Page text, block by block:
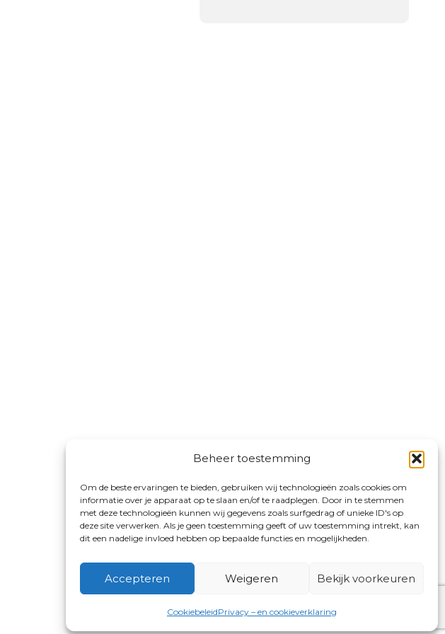
Beheer toestemming
Om de beste ervaringen te bieden, gebruiken wij technologieën zoals cookies om
informatie over je apparaat op te slaan en/of te raadplegen. Door in te stemmen
met deze technologieën kunnen wij gegevens zoals surfgedrag of unieke ID's op
deze site verwerken. Als je geen toestemming geeft of uw toestemming intrekt, kan
dit een nadelige invloed hebben op bepaalde functies en mogelijkheden.
Accepteren Weigeren Bekijk voorkeuren
CookiebeleidPrivacy – en cookieverklaring